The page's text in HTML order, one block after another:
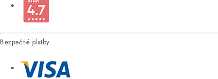
Bezpečné platby